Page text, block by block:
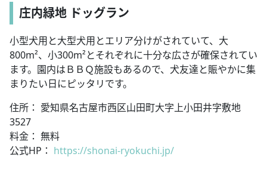
庄内緑地 ドッグラン
小型犬用と大型犬用とエリア分けがされていて、大
800m²、小300m²とそれぞれに十分な広さが確保されてい
ます。園内はＢＢＱ施設もあるので、犬友達と賑やかに集
まりたい日にピッタリです。
住所： 愛知県名古屋市西区山田町大字上小田井字敷地
3527
料金： 無料
公式HP： https://shonai-ryokuchi.jp/